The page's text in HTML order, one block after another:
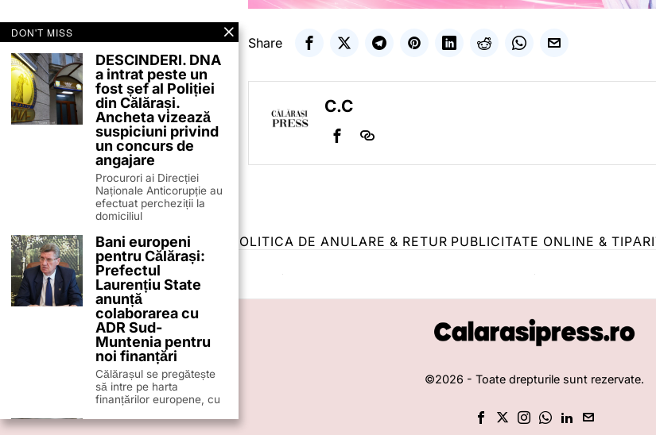
Share
C.C
TERMENI ȘI CONDIȚII COOKIES POLITICA DE ANULARE & RETUR PUBLICITATE ONLINE &
©2026 - Toate drepturile sunt rezervate.
DON'T MISS
DESCINDERI. DNA
a intrat peste un
fost șef al Poliției
din Călărași.
Ancheta vizează
suspiciuni privind
un concurs de
angajare
Procurori ai Direcției
Naționale Anticorupție au
efectuat percheziții la
domiciliul
Bani europeni
pentru Călărași:
Prefectul
Laurențiu State
anunță
colaborarea cu
ADR Sud-
Muntenia pentru
noi finanțări
Călărașul se pregătește
să intre pe harta
finanțărilor europene, cu
Eroare din Codul